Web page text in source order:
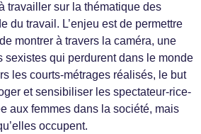
travailler sur la thématique des
du travail. L’enjeu est de permettre
montrer à travers la caméra, une
sexistes qui perdurent dans le monde
les courts-métrages réalisés, le but
et sensibiliser les spectateur-rice-
aux femmes dans la société, mais
occupent.